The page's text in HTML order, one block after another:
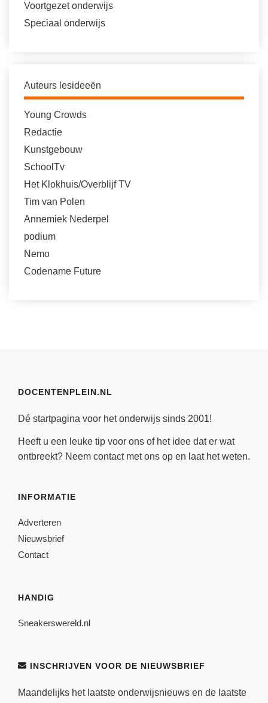
Voortgezet onderwijs
Speciaal onderwijs
Auteurs lesideeën
Young Crowds
Redactie
Kunstgebouw
SchoolTv
Het Klokhuis/Overblijf TV
Tim van Polen
Annemiek Nederpel
podium
Nemo
Codename Future
DOCENTENPLEIN.NL
Dé startpagina voor het onderwijs sinds 2001!
Heeft u een leuke tip voor ons of het idee dat er wat
ontbreekt? Neem contactmet ons op en laat het weten.
INFORMATIE
Adverteren
Nieuwsbrief
Contact
HANDIG
Sneakerswereld.nl
INSCHRIJVEN VOOR DE NIEUWSBRIEF
Maandelijks het laatste onderwijsnieuws en de laatste